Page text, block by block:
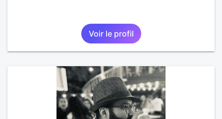
Voir le profil